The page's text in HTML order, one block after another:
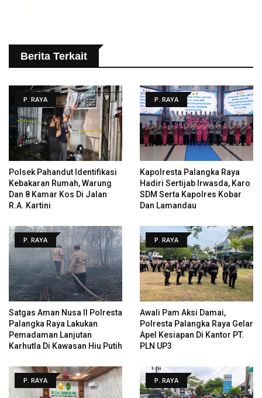
Berita Terkait
P. RAYA
Polsek Pahandut Identifikasi
Kebakaran Rumah, Warung
Dan 8 Kamar Kos Di Jalan
R.A. Kartini
P. RAYA
Kapolresta Palangka Raya
Hadiri Sertijab Irwasda, Karo
SDM Serta Kapolres Kobar
Dan Lamandau
P. RAYA
Satgas Aman Nusa II Polresta
Palangka Raya Lakukan
Pemadaman Lanjutan
Karhutla Di Kawasan Hiu Putih
P. RAYA
Awali Pam Aksi Damai,
Polresta Palangka Raya Gelar
Apel Kesiapan Di Kantor PT.
PLN UP3
P. RAYA P. RAYA